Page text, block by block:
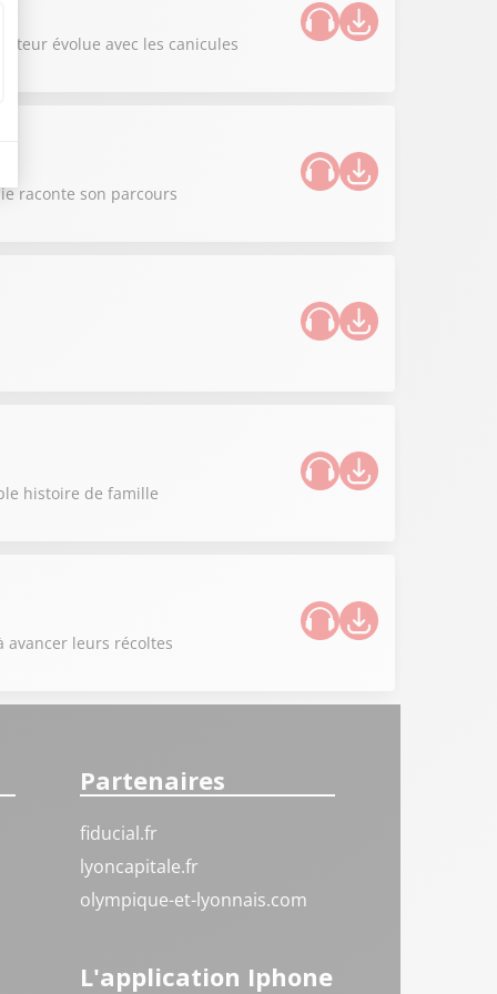
évolue avec les canicules
raconte son parcours
histoire de famille
leurs récoltes
Partenaires
fiducial.fr
lyoncapitale.fr
olympique-et-lyonnais.com
L'application Iphone